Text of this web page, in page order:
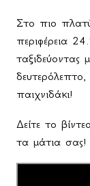
Στο πιο
περιφέρεια
παιχνιδάκι!
Δείτε το
τα μάτια σας!